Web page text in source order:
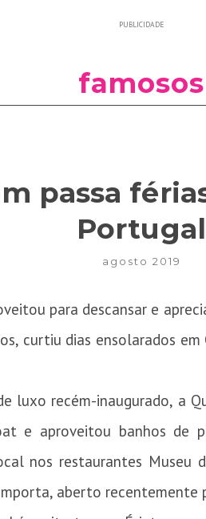
PUBLICIDADE
famosos
passa
Portugal
agosto 2019
para descansar e
curtiu dias ensolarados
luxo recém-inaugurado, a
e aproveitou banhos de
nos restaurantes Museu
aberto